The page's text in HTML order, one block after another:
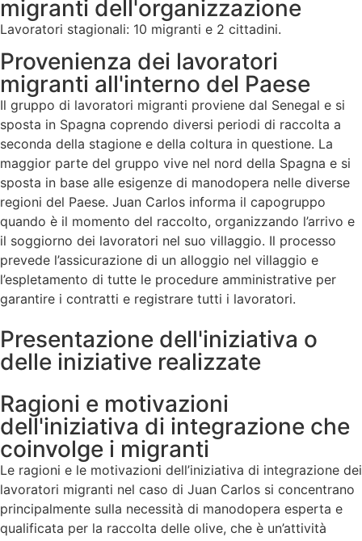
migranti dell'organizzazione
Lavoratori stagionali: 10 migranti e 2 cittadini.
Provenienza dei lavoratori
migranti all'interno del Paese
Il gruppo di lavoratori migranti proviene dal Senegal e si
sposta in Spagna coprendo diversi periodi di raccolta a
seconda della stagione e della coltura in questione. La
maggior parte del gruppo vive nel nord della Spagna e si
sposta in base alle esigenze di manodopera nelle diverse
regioni del Paese. Juan Carlos informa il capogruppo
quando è il momento del raccolto, organizzando l’arrivo e
il soggiorno dei lavoratori nel suo villaggio. Il processo
prevede l’assicurazione di un alloggio nel villaggio e
l’espletamento di tutte le procedure amministrative per
garantire i contratti e registrare tutti i lavoratori.
Presentazione dell'iniziativa o
delle iniziative realizzate
Ragioni e motivazioni
dell'iniziativa di integrazione che
coinvolge i migranti
Le ragioni e le motivazioni dell’iniziativa di integrazione dei
lavoratori migranti nel caso di Juan Carlos si concentrano
principalmente sulla necessità di manodopera esperta e
qualificata per la raccolta delle olive, che è un’attività